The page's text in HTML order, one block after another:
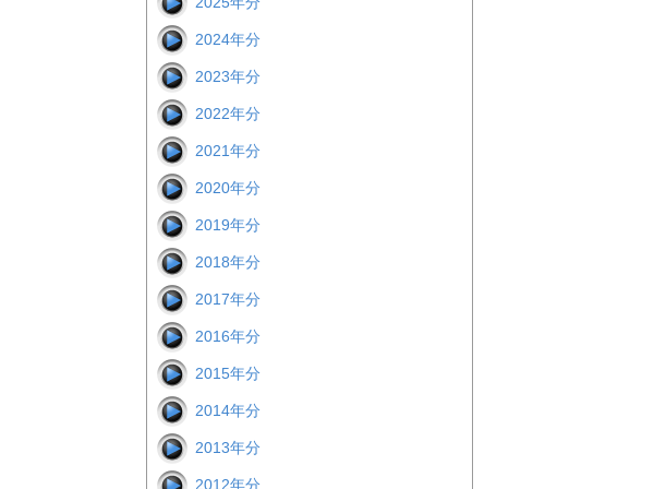
2024年分
2023年分
2022年分
2021年分
2020年分
2019年分
2018年分
2017年分
2016年分
2015年分
2014年分
2013年分
2012年分